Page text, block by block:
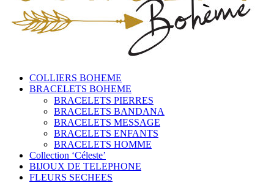
COLLIERS BOHEME
BRACELETS BOHEME
BRACELETS PIERRES
BRACELETS BANDANA
BRACELETS MESSAGE
BRACELETS ENFANTS
BRACELETS HOMME
Collection ‘Céleste’
BIJOUX DE TELEPHONE
FLEURS SECHEES